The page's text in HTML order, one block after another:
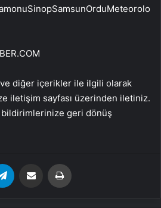
ve diğer içerikler ile ilgili olarak
iletişim sayfası üzerinden iletiniz.
bildirimlerinize geri dönüş
Email'den paylaş